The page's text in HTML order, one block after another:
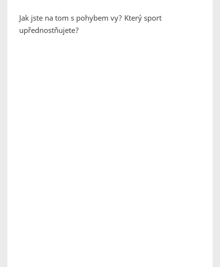
Jak jste na tom s pohybem vy? Který sport
upřednostňujete?